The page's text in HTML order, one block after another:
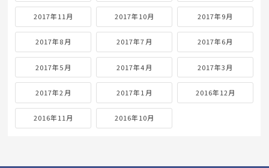
2017年11月 2017年10月 2017年9月
2017年8月 2017年7月 2017年6月
2017年5月 2017年4月 2017年3月
2017年2月 2017年1月 2016年12月
2016年11月 2016年10月